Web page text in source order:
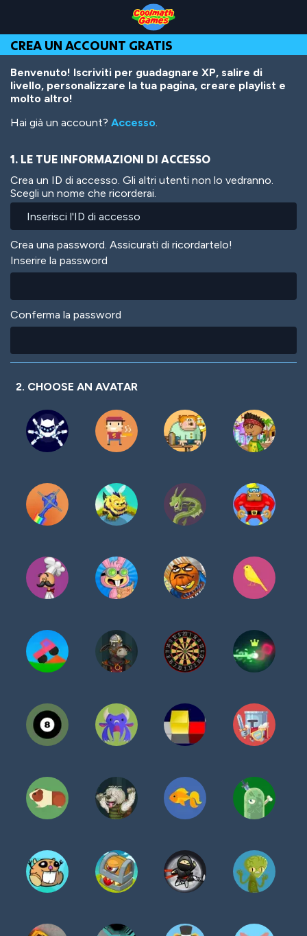
Top
of
Page
Navigation
Main
Content
Footer
contenuto
principale
CREA UN ACCOUNT GRATIS
Benvenuto! Iscriviti per guadagnare XP, salire di
livello, personalizzare la tua pagina, creare playlist e
molto altro!
Hai già un account? Accesso.
1. LE TUE INFORMAZIONI DI ACCESSO
Crea un ID di accesso. Gli altri utenti non lo vedranno.
Scegli un nome che ricorderai.
Crea una password. Assicurati di ricordartelo!
Inserire la password
Conferma la password
2. CHOOSE AN AVATAR